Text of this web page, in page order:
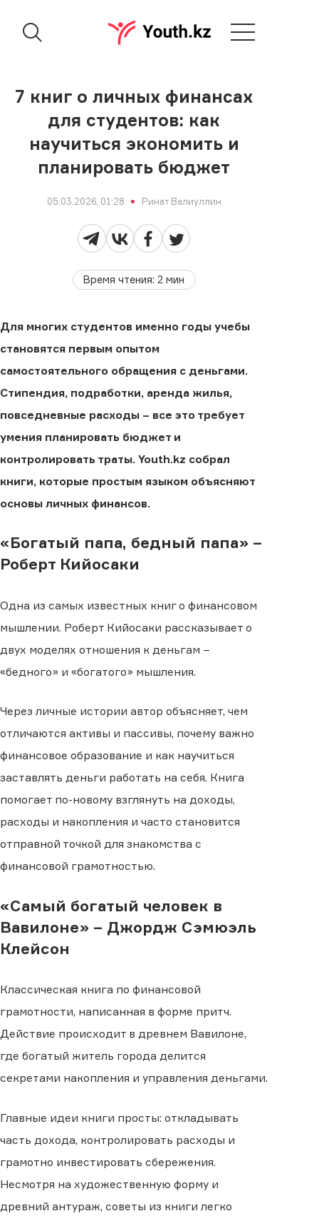
7 книг о личных финансах
для студентов: как
научиться экономить и
планировать бюджет
05.03.2026, 01:28 Ринат Валиуллин
Время чтения:2 мин
Для многих студентов именно годы учебы
становятся первым опытом
самостоятельного обращения с деньгами.
Стипендия, подработки, аренда жилья,
повседневные расходы – все это требует
умения планировать бюджет и
контролировать траты. Youth.kz собрал
книги, которые простым языком объясняют
основы личных финансов.
«Богатый папа, бедный папа» –
Роберт Кийосаки
Одна из самых известных книг о финансовом
мышлении. Роберт Кийосаки рассказывает о
двух моделях отношения к деньгам –
«бедного» и «богатого» мышления.
Через личные истории автор объясняет, чем
отличаются активы и пассивы, почему важно
финансовое образование и как научиться
заставлять деньги работать на себя. Книга
помогает по-новому взглянуть на доходы,
расходы и накопления и часто становится
отправной точкой для знакомства с
финансовой грамотностью.
«Самый богатый человек в
Вавилоне» – Джордж Сэмюэль
Клейсон
Классическая книга по финансовой
грамотности, написанная в форме притч.
Действие происходит в древнем Вавилоне,
где богатый житель города делится
секретами накопления и управления деньгами.
Главные идеи книги просты: откладывать
часть дохода, контролировать расходы и
грамотно инвестировать сбережения.
Несмотря на художественную форму и
древний антураж, советы из книги легко